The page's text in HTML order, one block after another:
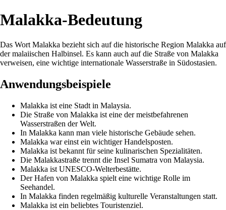
Malakka-Bedeutung
Das Wort Malakka bezieht sich auf die historische Region Malakka auf
der malaiischen Halbinsel. Es kann auch auf die Straße von Malakka
verweisen, eine wichtige internationale Wasserstraße in Südostasien.
Anwendungsbeispiele
Malakka ist eine Stadt in Malaysia.
Die Straße von Malakka ist eine der meistbefahrenen
Wasserstraßen der Welt.
In Malakka kann man viele historische Gebäude sehen.
Malakka war einst ein wichtiger Handelsposten.
Malakka ist bekannt für seine kulinarischen Spezialitäten.
Die Malakkastraße trennt die Insel Sumatra von Malaysia.
Malakka ist UNESCO-Welterbestätte.
Der Hafen von Malakka spielt eine wichtige Rolle im
Seehandel.
In Malakka finden regelmäßig kulturelle Veranstaltungen statt.
Malakka ist ein beliebtes Touristenziel.